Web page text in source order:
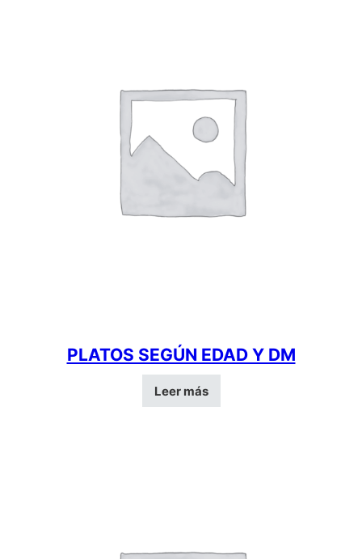
PLATOS SEGÚN EDAD Y DM
Leer más